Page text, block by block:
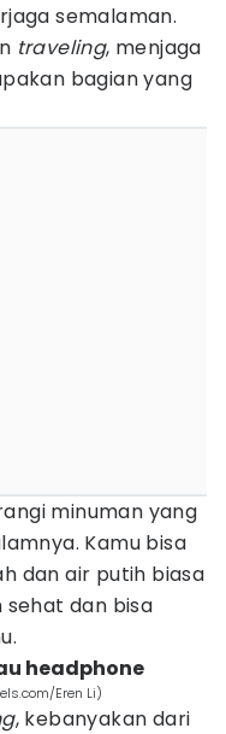
semalaman.
traveling, menjaga
bagian yang
minuman yang
Kamu bisa
dan air putih biasa
dan bisa
headphone
Eren Li)
, kebanyakan dari